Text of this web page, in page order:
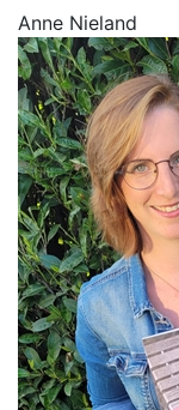
Anne Nieland